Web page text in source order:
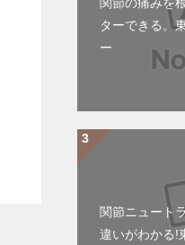
ターできる。
ー
関節ニュート
違いがわかる!